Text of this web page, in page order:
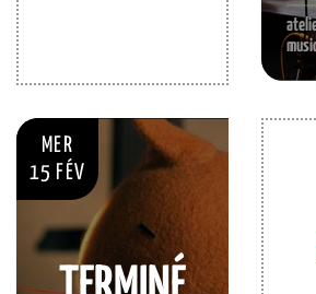
MER
15 FÉV